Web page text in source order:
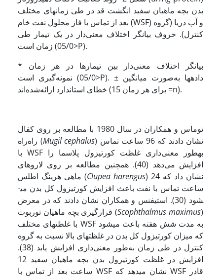
بدن بچه ماهیان سفید انگشت قد در طی زمان­های مختلف
بعد از تماس با فاز محلول نفت خام (WSF) و آب دریا (گروه
کنترل). حروف بیانگر اختلاف معنی‌دار در یک تیمار طی
زمان است (05/0>P).
* بیانگر اختلاف معنی‌دار بین تیمارها در هر زمان
نمونه‌گیری است (05/0>P). داده­ها به‌صورت میانگین ±
خطای استاندارد ارائه‌شده‌اند (برای هر زمان 15 =n).
توماس و همکاران در سال 1980 با مطالعه بر روی کفال
راه‌راه (Mugil cephalus) نشان دادند که 96 ساعت تماس
با WSF به­طور معنی‌داری غلظت کورتیزول پلاسما را
افزایش می‌دهد (40). همچنین مطالعه بر روی لاروهای
ماهی هرینگ اطلس (Clupea harengus) نشان داد که 24
ساعت تماس با نفت باعث افزایش کورتیزول کل بدن می­
شود (30). استیفنس و همکاران نشان دادند که در معرض
قرارگیری بچه ماهیان توربوت (Scophthalmus maximus)
با غلظت­های مختلف WSF به مدت شش هفته باعث می­شود
که میزان کورتیزول کل بدن در غلظت­های بالا نسبت به گروه
کنترل در طی زمان به‌طور معنی‌داری افزایش یابد (38).
افزایش در غلظت کورتیزول بدن بچه ماهیان سفید 12
ساعت بعد از تماس با WSF نشان می­دهد که WSF قادر